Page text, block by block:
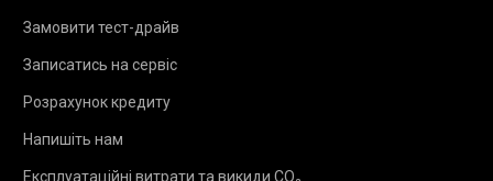
Замовити тест-драйв
Записатись на сервіс
Розрахунок кредиту
Напишіть нам
Експлуатаційні витрати та викиди CO₂